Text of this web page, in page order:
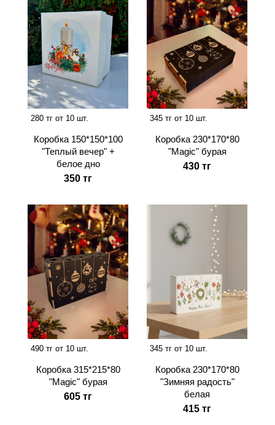
280 тг от 10 шт.
Коробка 150*150*100
"Теплый вечер" +
белое дно
350 тг
345 тг от 10 шт.
Коробка 230*170*80
"Magic" бурая
430 тг
490 тг от 10 шт.
Коробка 315*215*80
"Magic" бурая
605 тг
345 тг от 10 шт.
Коробка 230*170*80
"Зимняя радость"
белая
415 тг